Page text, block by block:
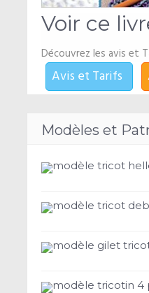
Voir ce
Découvrez les avis et
Avis et Tarifs
Modèles et
modèle tricot
modèle tricot
modèle gilet
modèle tricotin 4